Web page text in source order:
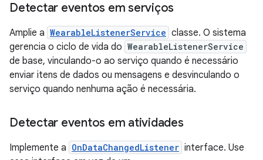
Detectar eventos em serviços
Amplie a WearableListenerService classe. O sistema
gerencia o ciclo de vida do WearableListenerService
de base, vinculando-o ao serviço quando é necessário
enviar itens de dados ou mensagens e desvinculando o
serviço quando nenhuma ação é necessária.
Detectar eventos em atividades
Implemente a OnDataChangedListener interface. Use